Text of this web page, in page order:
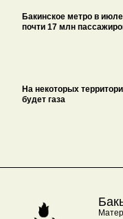
Бакинское метро в
почти 17 млн
На некоторых
будет газа